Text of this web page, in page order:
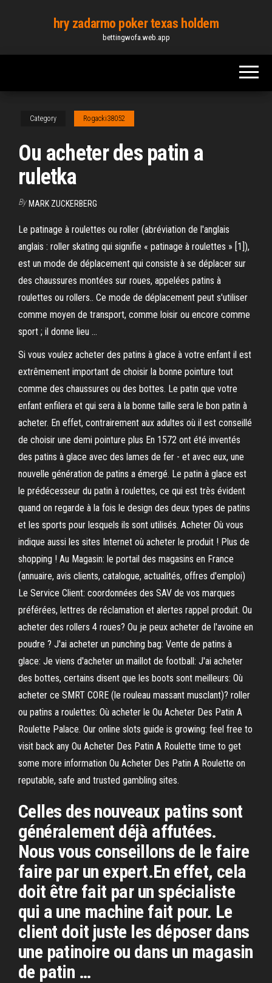
content
hry zadarmo poker texas holdem
bettingwofa.web.app
Category Rogacki38052
Ou acheter des patin a
ruletka
By MARK ZUCKERBERG
Le patinage à roulettes ou roller (abréviation de l'anglais
anglais : roller skating qui signifie « patinage à roulettes » [1]),
est un mode de déplacement qui consiste à se déplacer sur
des chaussures montées sur roues, appelées patins à
roulettes ou rollers.. Ce mode de déplacement peut s'utiliser
comme moyen de transport, comme loisir ou encore comme
sport ; il donne lieu …
Si vous voulez acheter des patins à glace à votre enfant il est
extrêmement important de choisir la bonne pointure tout
comme des chaussures ou des bottes. Le patin que votre
enfant enfilera et qui sera à la bonne taille sera le bon patin à
acheter. En effet, contrairement aux adultes où il est conseillé
de choisir une demi pointure plus En 1572 ont été inventés
des patins à glace avec des lames de fer - et avec eux, une
nouvelle génération de patins a émergé. Le patin à glace est
le prédécesseur du patin à roulettes, ce qui est très évident
quand on regarde à la fois le design des deux types de patins
et les sports pour lesquels ils sont utilisés. Acheter Où vous
indique aussi les sites Internet où acheter le produit ! Plus de
shopping ! Au Magasin: le portail des magasins en France
(annuaire, avis clients, catalogue, actualités, offres d'emploi)
Le Service Client: coordonnées des SAV de vos marques
préférées, lettres de réclamation et alertes rappel produit. Ou
acheter des rollers 4 roues? Ou je peux acheter de l'avoine en
poudre ? J'ai acheter un punching bag: Vente de patins à
glace: Je viens d'acheter un maillot de football: J'ai acheter
des bottes, certains disent que les boots sont meilleurs: Où
acheter ce SMRT CORE (le rouleau massant musclant)? roller
ou patins a roulettes: Où acheter le Ou Acheter Des Patin A
Roulette Palace. Our online slots guide is growing: feel free to
visit back any Ou Acheter Des Patin A Roulette time to get
some more information Ou Acheter Des Patin A Roulette on
reputable, safe and trusted gambling sites.
Celles des nouveaux patins sont
généralement déjà affutées.
Nous vous conseillons de le faire
faire par un expert.En effet, cela
doit être fait par un spécialiste
qui a une machine fait pour. Le
client doit juste les déposer dans
une patinoire ou dans un magasin
de patin …